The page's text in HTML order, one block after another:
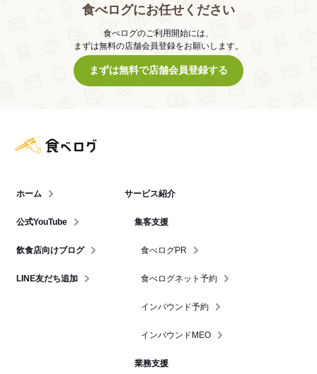
食べログにお任せください
食べログのご利用開始には、
まずは無料の店舗会員登録をお願いします。
まずは無料で店舗会員登録する
ホーム
公式YouTube
飲食店向けブログ
LINE友だち追加
サービス紹介
集客支援
食べログPR
食べログネット予約
インバウンド予約
インバウンドMEO
業務支援